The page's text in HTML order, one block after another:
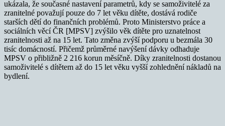
ukázala, že současné nastavení parametrů, kdy se samoživitelé za
zranitelné považují pouze do 7 let věku dítěte, dostává rodiče
starších dětí do finančních problémů. Proto Ministerstvo práce a
sociálních věcí ČR [MPSV] zvýšilo věk dítěte pro uznatelnost
zranitelnosti až na 15 let. Tato změna zvýší podporu u bezmála 30
tisíc domácností. Přičemž průměrné navýšení dávky odhaduje
MPSV o přibližně 2 216 korun měsíčně. Díky zranitelnosti dostanou
samoživitelé s dítětem až do 15 let věku vyšší zohlednění nákladů na
bydlení.